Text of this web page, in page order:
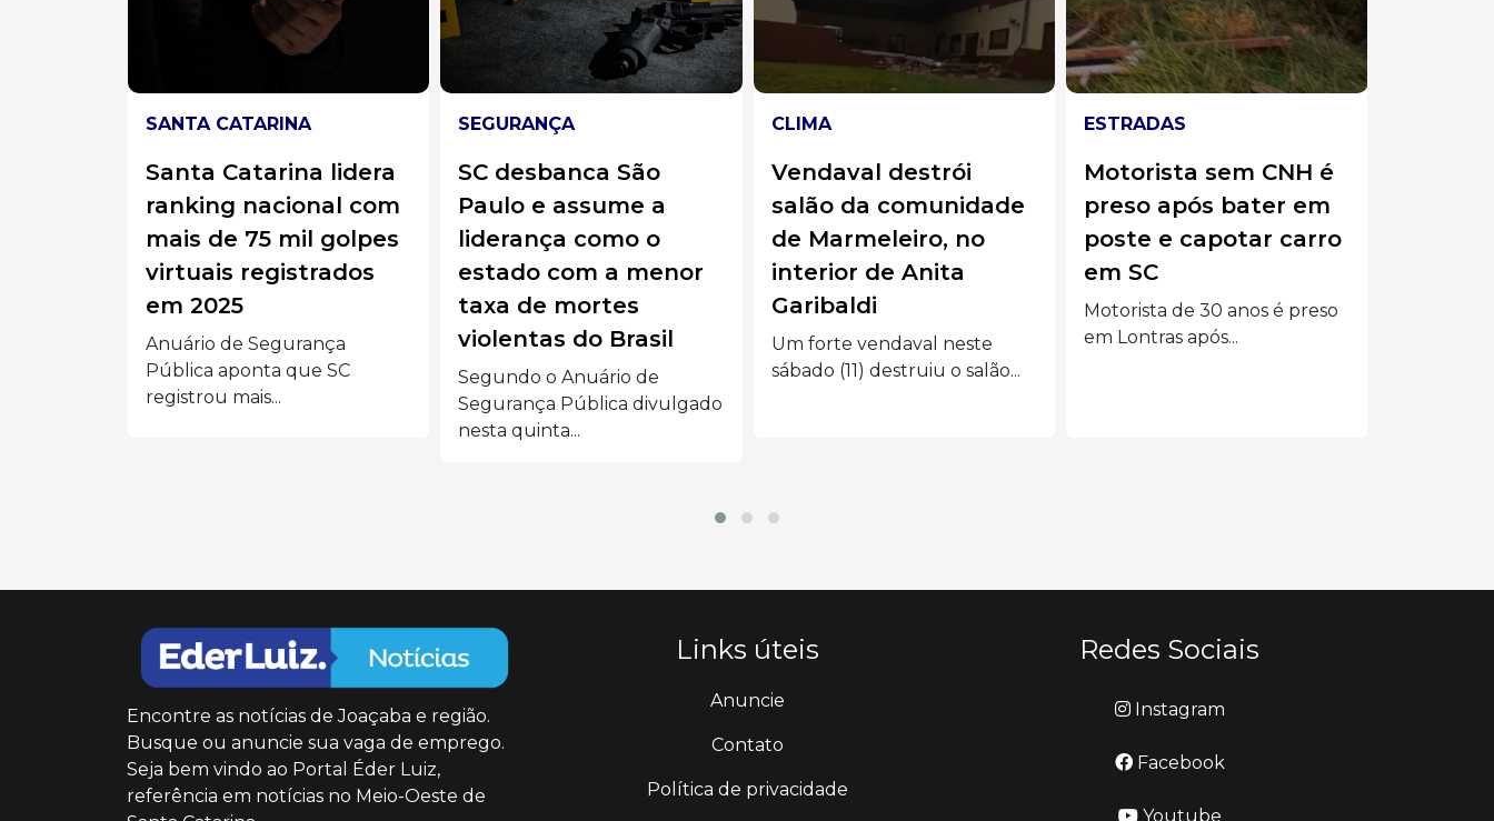
SANTA CATARINA
Santa Catarina lidera
ranking nacional com
mais de 75 mil golpes
virtuais registrados
em 2025
Anuário de Segurança
Pública aponta que SC
registrou mais...
SEGURANÇA
SC desbanca São
Paulo e assume a
liderança como o
estado com a menor
taxa de mortes
violentas do Brasil
Segundo o Anuário de
Segurança Pública divulgado
nesta quinta...
CLIMA
Vendaval destrói
salão da comunidade
de Marmeleiro, no
interior de Anita
Garibaldi
Um forte vendaval neste
sábado (11) destruiu o salão...
ESTRADAS
Motorista sem CNH é
preso após bater em
poste e capotar carro
em SC
Motorista de 30 anos é preso
em Lontras após...
Encontre as notícias de Joaçaba e região.
Busque ou anuncie sua vaga de emprego.
Seja bem vindo ao Portal Éder Luiz,
referência em notícias no Meio-Oeste de
Links úteis
Anuncie
Contato
Política de privacidade
Redes Sociais
Instagram
Facebook
Youtube